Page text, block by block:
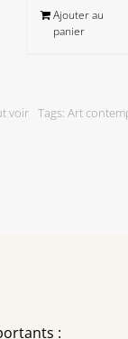
Ajouter au
panier
voir Tags: Art
: